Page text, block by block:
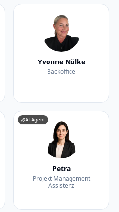
Yvonne Nölke
Backoffice
AI Agent
Petra
Projekt Management
Assistenz